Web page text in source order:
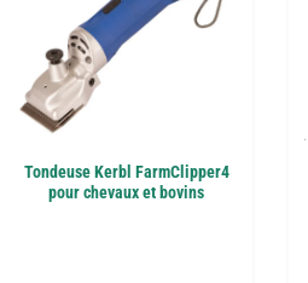
Tondeuse Kerbl FarmClipper4
pour chevaux et bovins